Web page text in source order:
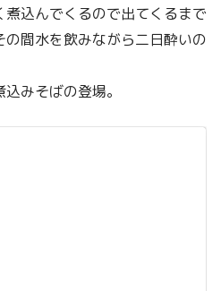
込んでくるので出てくるまで
間水を飲みながら二日酔いの
みそばの登場。